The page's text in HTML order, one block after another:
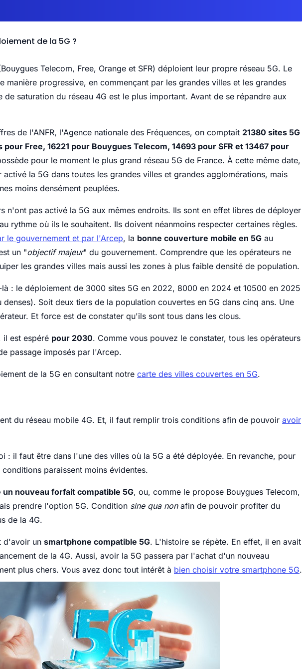
de la 5G ?
Telecom, Free, Orange et SFR) déploient leur propre réseau 5G. Le
manière progressive, en commençant par les grandes villes et les grandes
saturation du réseau 4G est le plus important. Avant de se répandre aux
de l'ANFR, l'Agence nationale des Fréquences, on comptait 21380 sites 5G
Free, 16221 pour Bouygues Telecom, 14693 pour SFR et 13467 pour
pour le moment le plus grand réseau 5G de France. À cette même date,
activé la 5G dans toutes les grandes villes et grandes agglomérations, mais
moins densément peuplées.
n'ont pas activé la 5G aux mêmes endroits. Ils sont en effet libres de déployer
rythme où ils le souhaitent. Ils doivent néanmoins respecter certaines règles.
le gouvernement et par l'Arcep, la bonne couverture mobile en 5G au
un "objectif majeur" du gouvernement. Comprendre que les opérateurs ne
les grandes villes mais aussi les zones à plus faible densité de population.
: le déploiement de 3000 sites 5G en 2022, 8000 en 2024 et 10500 en 2025
Soit deux tiers de la population couvertes en 5G dans cinq ans. Une
Et force est de constater qu'ils sont tous dans les clous.
il est espéré pour 2030. Comme vous pouvez le constater, tous les opérateurs
passage imposés par l'Arcep.
de la 5G en consultant notre carte des villes couvertes en 5G.
du réseau mobile 4G. Et, il faut remplir trois conditions afin de pouvoir avoir
: il faut être dans l'une des villes où la 5G a été déployée. En revanche, pour
paraissent moins évidentes.
nouveau forfait compatible 5G, ou, comme le propose Bouygues Telecom,
prendre l'option 5G. Condition sine qua nonafin de pouvoir profiter du
de la 4G.
d'avoir un smartphone compatible 5G. L'histoire se répète. En effet, il en avait
de la 4G. Aussi, avoir la 5G passera par l'achat d'un nouveau
plus chers. Vous avez donc tout intérêt à bien choisir votre smartphone 5G.